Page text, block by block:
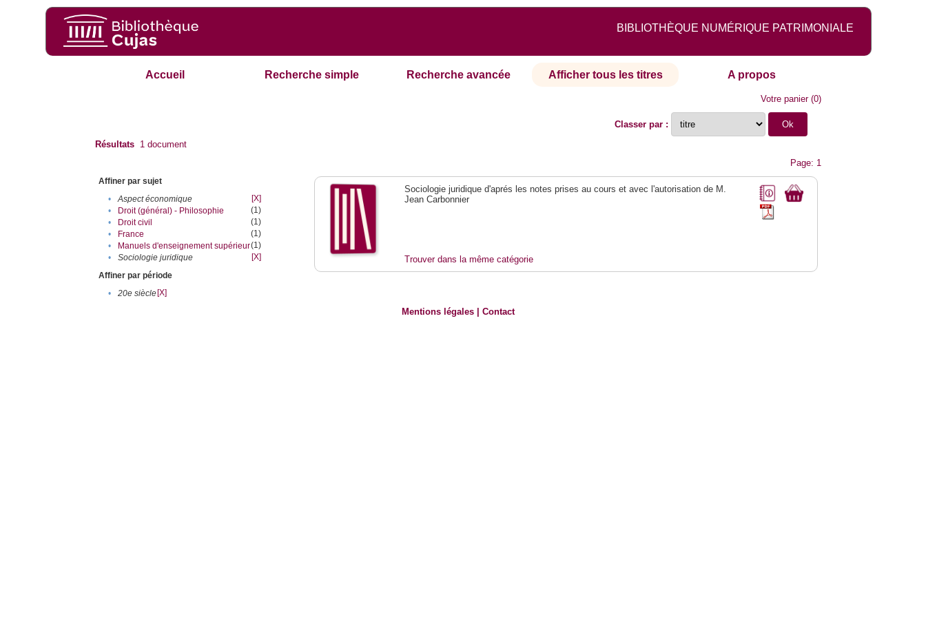
BIBLIOTHÈQUE NUMÉRIQUE PATRIMONIALE
Accueil Recherche simple Recherche avancée Afficher tous les titres A propos
Votre panier(0)
Classer par :
Résultats 1 document
Page: 1
Affiner par sujet
•
Aspect économique
[X]
•
Droit (général) - Philosophie
(1)
•
Droit civil
(1)
•
France
(1)
•
Manuels d'enseignement supérieur(1)
•
Sociologie juridique
[X]
Affiner par période
•
20e siècle[X]
Sociologie juridique d'aprés les notes prises au cours et avec l'autorisation de M.
Jean Carbonnier
Trouver dans la même catégorie
Mentions légales |Contact